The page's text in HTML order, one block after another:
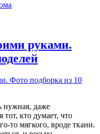
руками.
нужная, даже
кто думает, что
то мягкого, вроде ткани.